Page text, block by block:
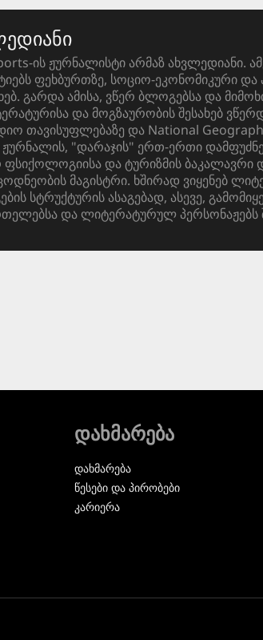
ის ჟურნალისტი არმაზ ახვლედიანი.
ფეხბურთზე, სოციო-ეკონომიკური
გარდა ამისა, ვწერ ბლოგებსა და
და მოგზაურობის შესახებ
თავისუფლებაზე და National
"დარაჯის" ერთ-ერთი
და ტურიზმის ბაკალავრი
მაგისტრი. ხშირად ვიყენებ
სტრუქტურის ასაგებად, ასევე,
და ლიტერატურულ პერსონაჟებს
დახმარება
დახმარება
წესები და პირობები
კარიერა